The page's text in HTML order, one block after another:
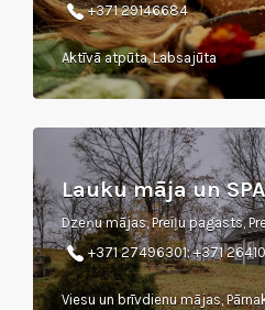
+371 29146684
Aktīvā atpūta, Labsajūta
Lauku māja un
Dzeņu mājas, Preiļu pagasts,
+371 27496301; +371
Viesu un brīvdienu mājas,